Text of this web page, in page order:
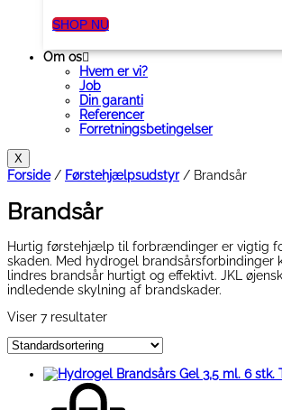
SHOP NU
Om os
Hvem er vi?
Job
Din garanti
Referencer
Forretningsbetingelser
X
Forside/ Førstehjælpsudstyr/ Brandsår
Brandsår
Hurtig førstehjælp til forbrændinger er vigtig
skaden. Med hydrogel brandsårsforbindinger
lindres brandsår hurtigt og effektivt. JKL
indledende skylning af brandskader.
Viser 7 resultater